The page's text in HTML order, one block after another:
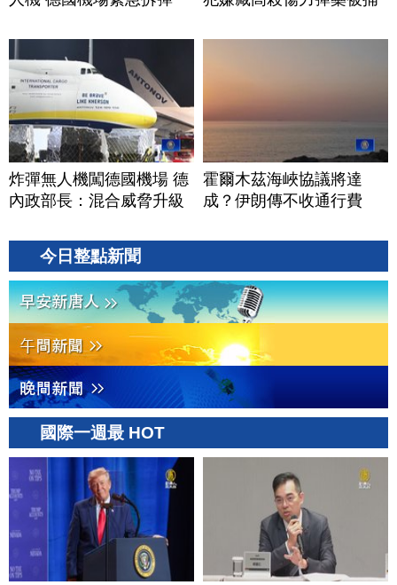
炸彈無人機闖德國機場 德
內政部長：混合威脅升級
霍爾木茲海峽協議將達
成？伊朗傳不收通行費
今日整點新聞
國際一週最 HOT